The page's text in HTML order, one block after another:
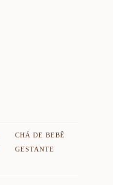
CHÁ DE BEBÊ
GESTANTE